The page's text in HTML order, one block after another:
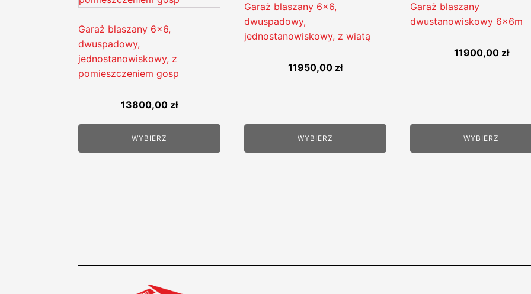
Garaż blaszany 6x6,
dwuspadowy,
jednostanowiskowy, z
pomieszczeniem gosp
13800,00 zł
WYBIERZ
Garaż blaszany 6x6,
dwuspadowy,
jednostanowiskowy, z wiatą
11950,00 zł
WYBIERZ
Garaż blaszany
dwustanowiskowy 6x6m
11900,00 zł
WYBIERZ